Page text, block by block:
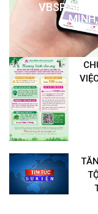
VBSP